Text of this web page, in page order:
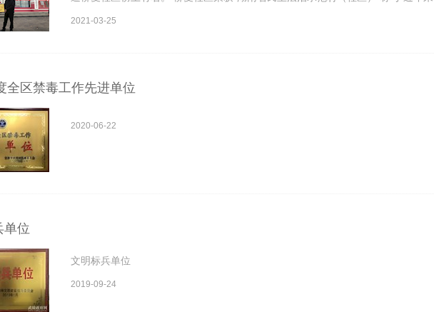
2021-03-25
全区禁毒工作先进单位
2020-06-22
单位
文明标兵单位
2019-09-24